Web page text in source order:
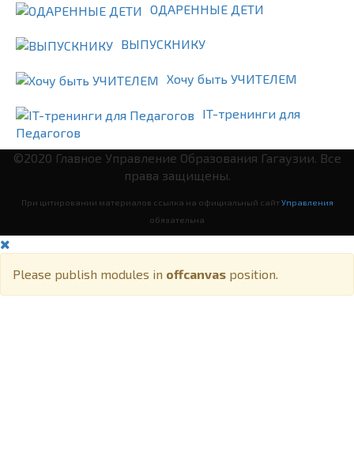
ОДАРЕННЫЕ ДЕТИ
ВЫПУСКНИКУ
Хочу быть УЧИТЕЛЕМ
IT-тренинги для
Педагогов
©2020 Главное Управление Образования Гагаузии. Все
права защищены.
При цитировании материалов ссылка на официальный сайтУправления
обязательна
Please publish modules in offcanvas position.